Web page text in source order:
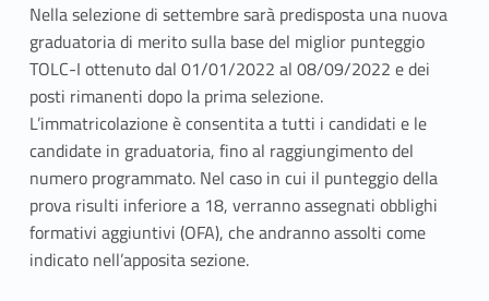
Nella selezione di settembre sarà predisposta una nuova
graduatoria di merito sulla base del miglior punteggio
TOLC-I ottenuto dal 01/01/2022 al 08/09/2022 e dei
posti rimanenti dopo la prima selezione.
L’immatricolazione è consentita a tutti i candidati e le
candidate in graduatoria, fino al raggiungimento del
numero programmato. Nel caso in cui il punteggio della
prova risulti inferiore a 18, verranno assegnati obblighi
formativi aggiuntivi (OFA), che andranno assolti come
indicato nell’apposita sezione.